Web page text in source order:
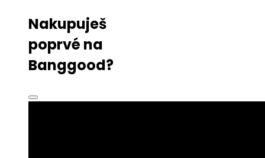
Nakupuješ
poprvé na
Banggood?